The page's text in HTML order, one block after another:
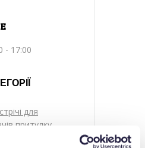
- 17:00
для
притулку